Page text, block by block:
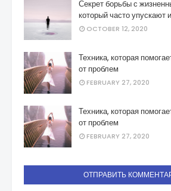
Секрет борьбы с
который часто упускают
OCTOBER 12, 2020
Техника, которая
от проблем
FEBRUARY 27, 2020
Техника, которая
от проблем
FEBRUARY 27, 2020
ОТПРАВИТЬ